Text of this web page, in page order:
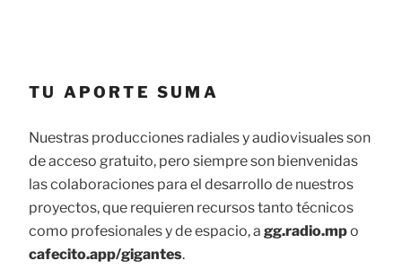
TU APORTE SUMA
Nuestras producciones radiales y audiovisuales son
de acceso gratuito, pero siempre son bienvenidas
las colaboraciones para el desarrollo de nuestros
proyectos, que requieren recursos tanto técnicos
como profesionales y de espacio, a gg.radio.mpo
cafecito.app/gigantes.